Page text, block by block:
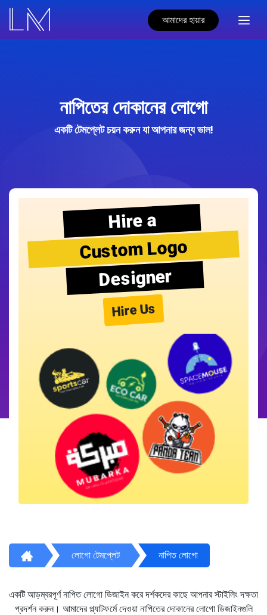
আমাদের হায়ার
নাপিতের দোকানের লোগো
একটি টেমপ্লেট চয়ন করুন যা আপনার জন্য ভাল!
Hire a
Custom Logo
Designer
Hire Us
লোগো টেমপ্লেট নাপিত লোগো
একটি আড়ম্বরপূর্ণ নাপিত লোগো ডিজাইন করে দর্শকদের কাছে আপনার স্টাইলিং দক্ষতা
প্রদর্শন করুন। আমাদের প্ল্যাটফর্মে দেওয়া নাপিতের দোকানের লোগো ডিজাইনগুলি